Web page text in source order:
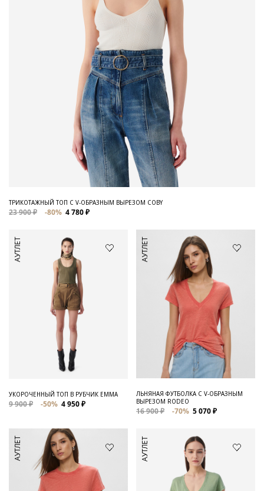
ТРИКОТАЖНЫЙ ТОП С V-ОБРАЗНЫМ ВЫРЕЗОМ COBY
23 900 ₽ -80% 4 780 ₽
АУТЛЕТ
УКОРОЧЕННЫЙ ТОП В РУБЧИК EMMA
9 900 ₽ -50% 4 950 ₽
АУТЛЕТ
ЛЬНЯНАЯ ФУТБОЛКА С V-ОБРАЗНЫМ
ВЫРЕЗОМ RODEO
16 900 ₽ -70% 5 070 ₽
АУТЛЕТ АУТЛЕТ